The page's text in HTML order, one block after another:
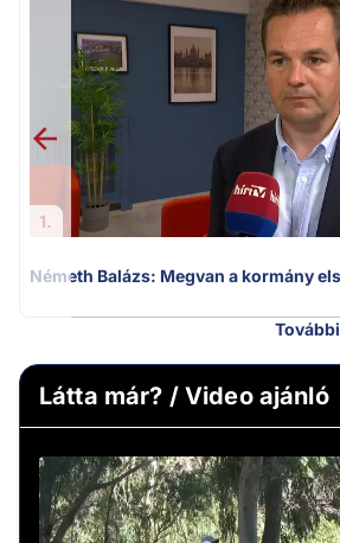
1.
Németh Balázs: Megvan a kormány
Látta már? / Video ajánló